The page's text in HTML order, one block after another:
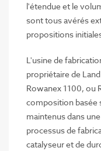
l'étendue et le
sont tous avérés
propositions
L'usine de
propriétaire de
Rowanex 1100, ou
composition basée
maintenus dans
processus de
catalyseur et de